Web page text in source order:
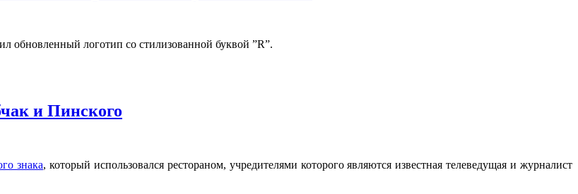
обновленный логотип со стилизованной буквой ”R”.
и Пинского
знака, который использовался рестораном, учредителями которого являются известная телеведущая и журналист